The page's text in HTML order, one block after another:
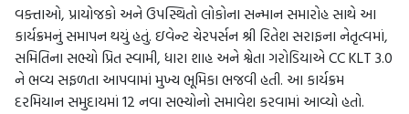
વક્તાઓ, પ્રાયોજકો અને ઉપસ્થિતો લોકોના સન્માન સમારોહ સાથે આ
કાર્યક્રમનું સમાપન થયું હતું. ઇવેન્ટ ચેરપર્સન શ્રી રિતેશ સરાફના નેતૃત્વમાં,
સમિતિના સભ્યો પ્રિત સ્વામી, ધારા શાહ અને શ્વેતા ગરોડિયાએ CC KLT 3.0
ને ભવ્ય સફળતા આપવામાં મુખ્ય ભૂમિકા ભજવી હતી. આ કાર્યક્રમ
દરમિયાન સમુદાયમાં 12 નવા સભ્યોનો સમાવેશ કરવામાં આવ્યો હતો.